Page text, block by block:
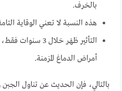
بالخرف.
هذه النسبة لا تعني الوقاية
التأثير ظهَر خلال
أمراض الدماغ المزمنة.
بالتالي، فإن الحديث عن تناول